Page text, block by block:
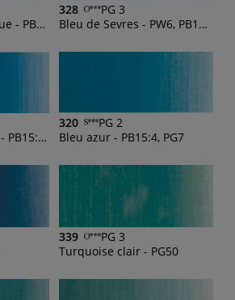
Laque alizarine bleue - PB15:3
328
PG 3
Bleu de Sevres - PW6, PB15:4
Ton bleu céruléum - PB15:4, PW6
320
PG 2
Bleu azur - PB15:4, PG7
339
PG 3
Turquoise clair - PG50